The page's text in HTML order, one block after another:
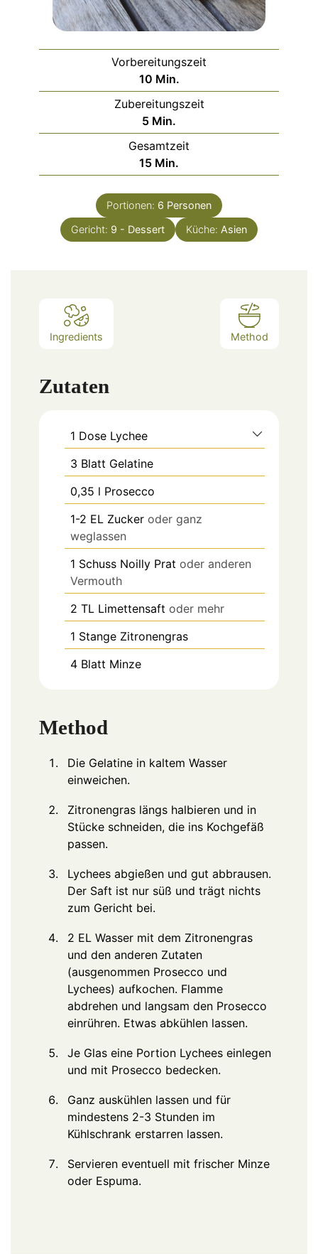
Vorbereitungszeit
10Minuten
Min.
Zubereitungszeit
5Minuten
Min.
Gesamtzeit
15Minuten
Min.
Portionen: 6 Personen
Gericht: 9 - Dessert Küche: Asien
Ingredients Method
Zutaten
1 Dose Lychee
3 Blatt Gelatine
0,35 l Prosecco
1-2 EL Zucker oder ganz
weglassen
1 Schuss Noilly Prat oder anderen
Vermouth
2 TL Limettensaft oder mehr
1 Stange Zitronengras
4 Blatt Minze
Method
Die Gelatine in kaltem Wasser
einweichen.
Zitronengras längs halbieren und in
Stücke schneiden, die ins Kochgefäß
passen.
Lychees abgießen und gut abbrausen.
Der Saft ist nur süß und trägt nichts
zum Gericht bei.
2 EL Wasser mit dem Zitronengras
und den anderen Zutaten
(ausgenommen Prosecco und
Lychees) aufkochen. Flamme
abdrehen und langsam den Prosecco
einrühren. Etwas abkühlen lassen.
Je Glas eine Portion Lychees einlegen
und mit Prosecco bedecken.
Ganz auskühlen lassen und für
mindestens 2-3 Stunden im
Kühlschrank erstarren lassen.
Servieren eventuell mit frischer Minze
oder Espuma.